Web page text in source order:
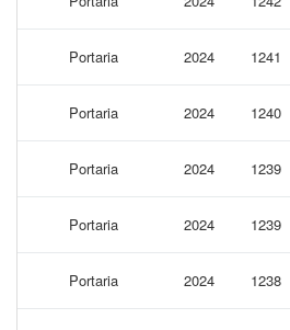
Portaria 2024 1241
Portaria 2024 1240
Portaria 2024 1239
Portaria 2024 1239
Portaria 2024 1238